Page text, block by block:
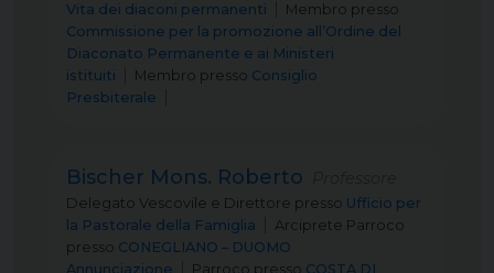
Vita dei diaconi permanenti
Membro presso
Commissione per la promozione all’Ordine del
Diaconato Permanente e ai Ministeri
istituiti
Membro presso Consiglio
Presbiterale
Bischer Mons. Roberto
Delegato Vescovile e Direttore presso Ufficio per
la Pastorale della Famiglia
Arciprete Parroco
presso CONEGLIANO – DUOMO
Annunciazione
Parroco presso COSTA DI